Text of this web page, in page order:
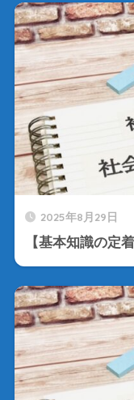
2025年8月29日
【基本知識の定